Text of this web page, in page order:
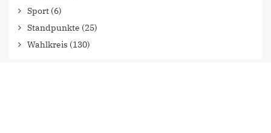
Sport (6)
Standpunkte (25)
Wahlkreis (130)